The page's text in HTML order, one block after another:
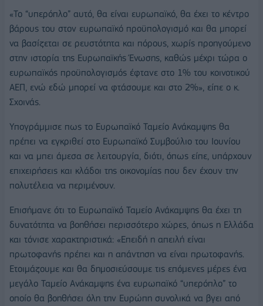
«Το “υπερόπλο” αυτό, θα είναι ευρωπαϊκό, θα έχει το κέντρο
βάρους του στον ευρωπαϊκό προϋπολογισμό και θα μπορεί
να βασίζεται σε ρευστότητα και πόρους, χωρίς προηγούμενο
στην ιστορία της Ευρωπαϊκής Ένωσης, καθώς μέχρι τώρα ο
ευρωπαϊκός προϋπολογισμός έφτανε στο 1% του κοινοτικού
ΑΕΠ, ενώ εδώ μπορεί να φτάσουμε και στο 2%», είπε ο κ.
Σχοινάς.
Υπογράμμισε πως το Ευρωπαϊκό Ταμείο Ανάκαμψης θα
πρέπει να εγκριθεί στο Ευρωπαϊκό Συμβούλιο του Ιουνίου
και να μπει άμεσα σε λειτουργία, διότι, όπως είπε, υπάρχουν
επιχειρήσεις και κλάδοι της οικονομίας που δεν έχουν την
πολυτέλεια να περιμένουν.
Επισήμανε ότι το Ευρωπαϊκό Ταμείο Ανάκαμψης θα έχει τη
δυνατότητα να βοηθήσει περισσότερο χώρες, όπως η Ελλάδα
και τόνισε χαρακτηριστικά: «Επειδή η απειλή είναι
πρωτοφανής πρέπει και η απάντηση να είναι πρωτοφανής.
Ετοιμάζουμε και θα δημοσιεύσουμε τις επόμενες μέρες ένα
μεγάλο Ταμείο Ανάκαμψης ένα ευρωπαϊκό “υπερόπλο” το
οποίο θα βοηθήσει όλη την Ευρώπη συνολικά να βγει από